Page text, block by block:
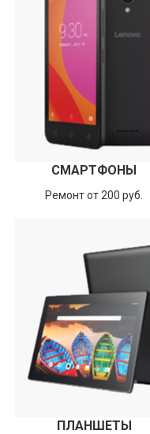
СМАРТФОНЫ
Ремонт от 200 руб.
ПЛАНШЕТЫ